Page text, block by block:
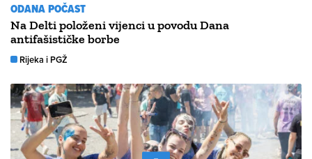
ODANA POČAST
Na Delti položeni vijenci u povodu Dana
antifašističke borbe
Rijeka i PGŽ